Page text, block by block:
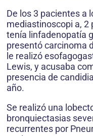
De los 3 pacientes a
mediastinoscopi a, 2
tenía linfadenopatía
presentó carcinoma
le realizó
Lewis, y acusaba
presencia de
año.
Se realizó una
bronquiectasias
recurrentes por